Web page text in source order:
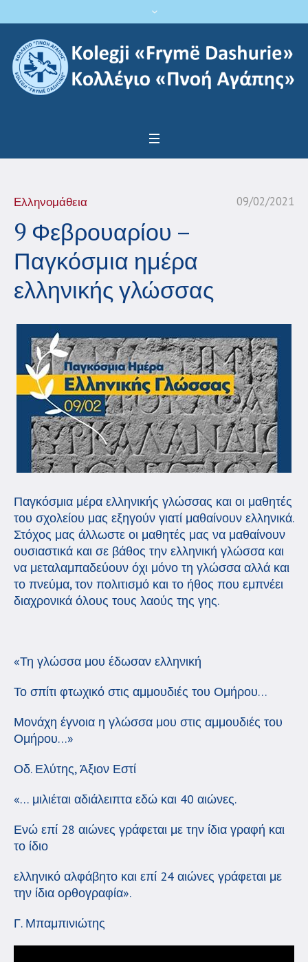
09/02/2021
Ελληνομάθεια
9 Φεβρουαρίου –
Παγκόσμια ημέρα
ελληνικής γλώσσας
Παγκόσμια μέρα ελληνικής γλώσσας και οι μαθητές
του σχολείου μας εξηγούν γιατί μαθαίνουν ελληνικά.
Στόχος μας άλλωστε οι μαθητές μας να μαθαίνουν
ουσιαστικά και σε βάθος την ελληνική γλώσσα και
να μεταλαμπαδεύουν όχι μόνο τη γλώσσα αλλά και
το πνεύμα, τον πολιτισμό και το ήθος που εμπνέει
διαχρονικά όλους τους λαούς της γης.
«Τη γλώσσα μου έδωσαν ελληνική
Το σπίτι φτωχικό στις αμμουδιές του Ομήρου…
Μονάχη έγνοια η γλώσσα μου στις αμμουδιές του
Ομήρου…»
Οδ. Ελύτης, Άξιον Εστί
«… μιλιέται αδιάλειπτα εδώ και 40 αιώνες.
Ενώ επί 28 αιώνες γράφεται με την ίδια γραφή και
το ίδιο
ελληνικό αλφάβητο και επί 24 αιώνες γράφεται με
την ίδια ορθογραφία».
Γ. Μπαμπινιώτης